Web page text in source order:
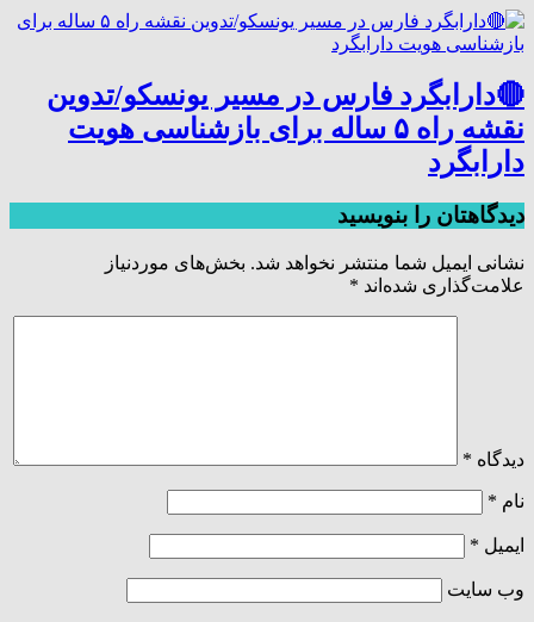
🔴دارابگرد فارس در مسیر یونسکو/تدوین
نقشه راه ۵ ساله برای بازشناسی هویت
دارابگرد
دیدگاهتان را بنویسید
نشانی ایمیل شما منتشر نخواهد شد. بخش‌های موردنیاز
علامت‌گذاری شده‌اند *
دیدگاه *
نام *
ایمیل *
وب‌ سایت